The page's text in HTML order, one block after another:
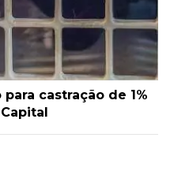
castração de 1%